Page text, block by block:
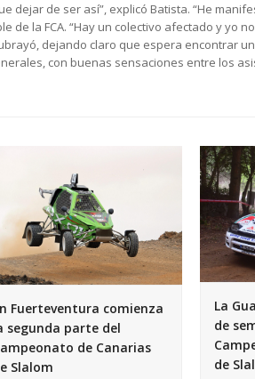
dejar de ser así”, explicó Batista. “He
de la FCA. “Hay un colectivo afectado y yo
dejando claro que espera encontrar
con buenas sensaciones entre los
Fuerteventura comienza
segunda parte del
de Canarias
Slalom
La
de
de